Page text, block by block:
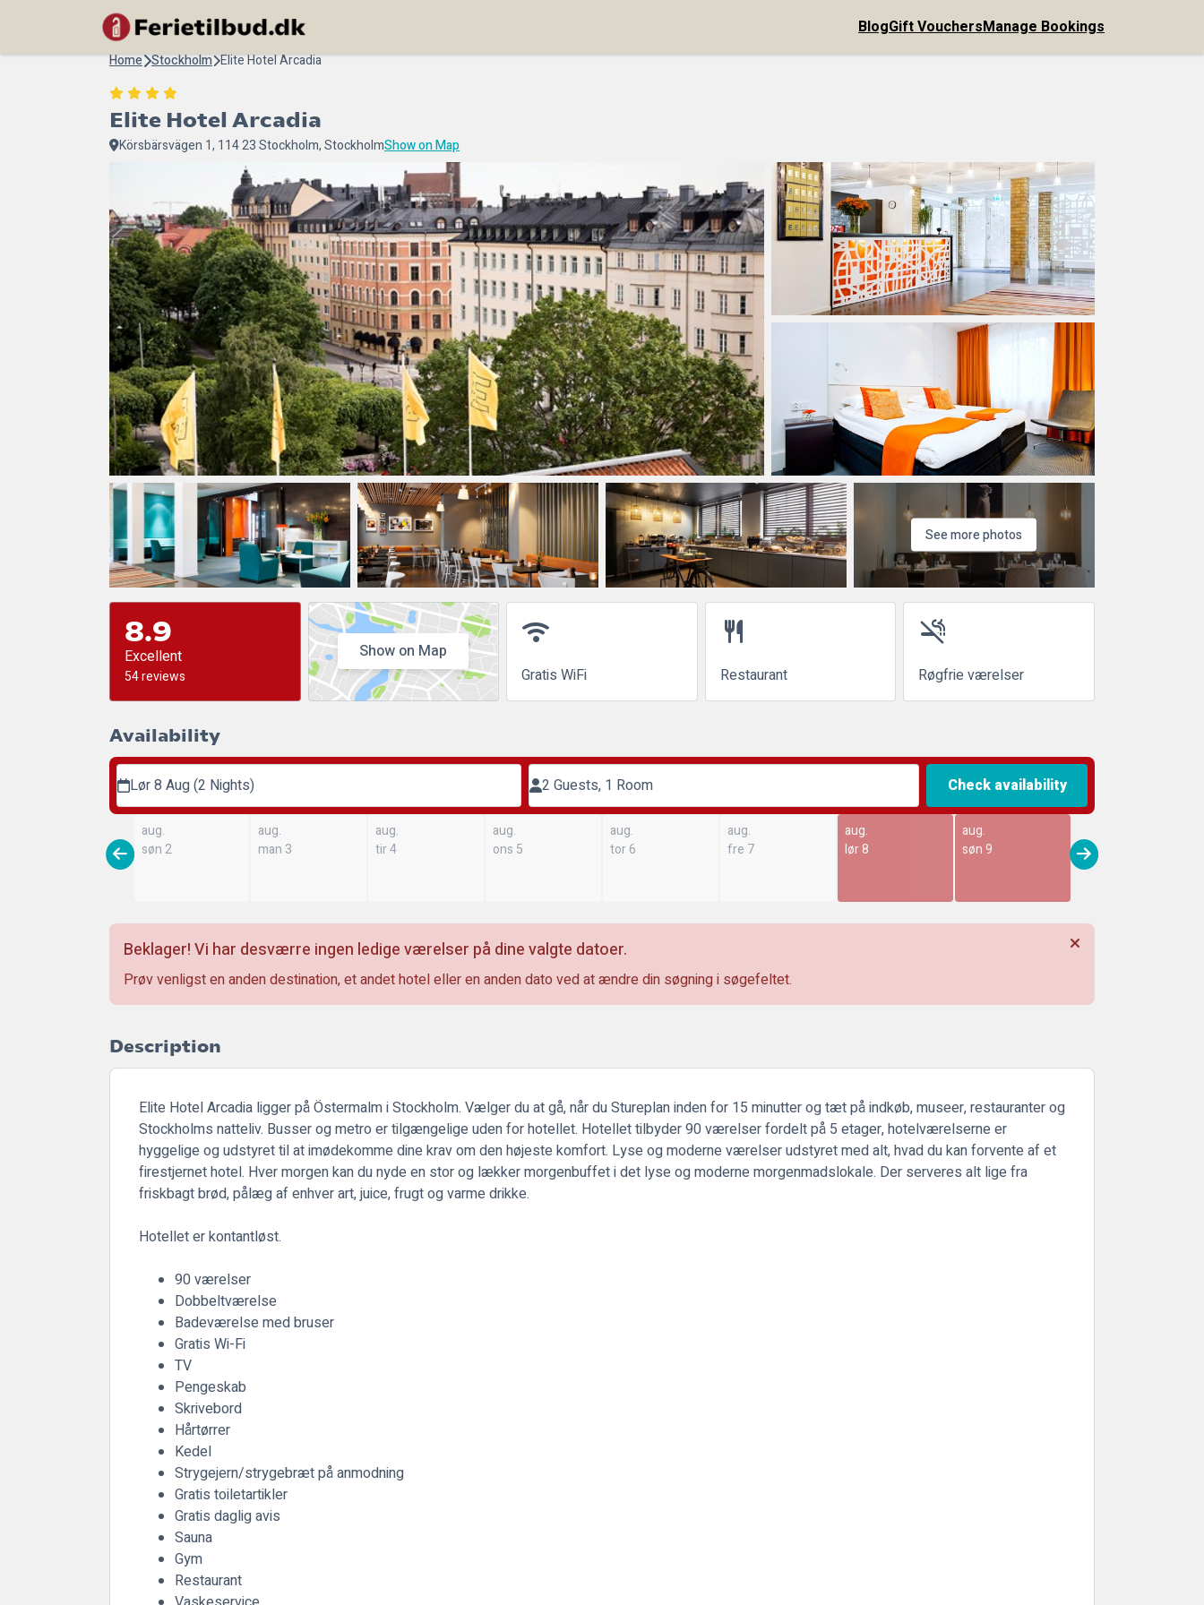
BlogGift VouchersManage Bookings
Home Stockholm Elite Hotel Arcadia
Elite Hotel Arcadia
Körsbärsvägen 1, 114 23 Stockholm, StockholmShow on Map
See more photos
8.9
Excellent
54 reviews
Show on Map
wifi
Gratis WiFi
restaurant
Restaurant
smoke_free
Røgfrie værelser
Availability
Lør 8 Aug (2 Nights) 2 Guests, 1 Room Check availability
aug.
søn 2
aug.
man 3
aug.
tir 4
aug.
ons 5
aug.
tor 6
aug.
fre 7
aug.
lør 8
aug.
søn 9
Beklager! Vi har desværre ingen ledige værelser på dine valgte datoer.
Prøv venligst en anden destination, et andet hotel eller en anden dato ved at ændre din søgning i søgefeltet.
Description
Elite Hotel Arcadia ligger på Östermalm i Stockholm. Vælger du at gå, når du Stureplan inden for 15 minutter og tæt på indkøb, museer, restauranter og
Stockholms natteliv. Busser og metro er tilgængelige uden for hotellet. Hotellet tilbyder 90 værelser fordelt på 5 etager, hotelværelserne er
hyggelige og udstyret til at imødekomme dine krav om den højeste komfort. Lyse og moderne værelser udstyret med alt, hvad du kan forvente af et
firestjernet hotel. Hver morgen kan du nyde en stor og lækker morgenbuffet i det lyse og moderne morgenmadslokale. Der serveres alt lige fra
friskbagt brød, pålæg af enhver art, juice, frugt og varme drikke.
Hotellet er kontantløst.
90 værelser
Dobbeltværelse
Badeværelse med bruser
Gratis Wi-Fi
TV
Pengeskab
Skrivebord
Hårtørrer
Kedel
Strygejern/strygebræt på anmodning
Gratis toiletartikler
Gratis daglig avis
Sauna
Gym
Restaurant